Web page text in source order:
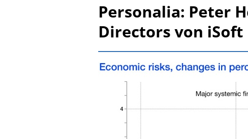
Personalia: Peter
Directors von